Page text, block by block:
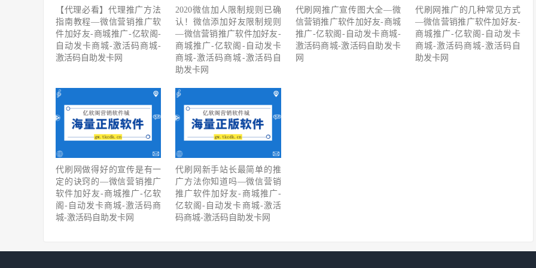
【代理必看】‍代理推广方法
指南教程—微信营销推广软
件加好友-商城推广-亿软阁-
自动发卡商城-激活码商城-
激活码自助发卡网
2020微信加人限制规则已确
认！微信添加好友限制规则
—微信营销推广软件加好友-
商城推广-亿软阁-自动发卡
商城-激活码商城-激活码自
助发卡网
代刷网推广宣传图大全—微
信营销推广软件加好友-商城
推广-亿软阁-自动发卡商城-
激活码商城-激活码自助发卡
网
代刷网推广的几种常见方式
—微信营销推广软件加好友-
商城推广-亿软阁-自动发卡
商城-激活码商城-激活码自
助发卡网
代刷网做得好的宣传是有一
定的诀窍的—微信营销推广
软件加好友-商城推广-亿软
阁-自动发卡商城-激活码商
城-激活码自助发卡网
代刷网新手站长最简单的推
广方法你知道吗—微信营销
推广软件加好友-商城推广-
亿软阁-自动发卡商城-激活
码商城-激活码自助发卡网